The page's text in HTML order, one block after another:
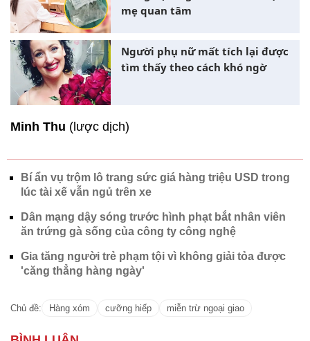
mẹ quan tâm
Người phụ nữ mất tích lại được
tìm thấy theo cách khó ngờ
Minh Thu (lược dịch)
Bí ẩn vụ trộm lô trang sức giá hàng triệu USD trong
lúc tài xế vẫn ngủ trên xe
Dân mạng dậy sóng trước hình phạt bắt nhân viên
ăn trứng gà sống của công ty công nghệ
Gia tăng người trẻ phạm tội vì không giải tỏa được
'căng thẳng hàng ngày'
Chủ đề: Hàng xóm cưỡng hiếp miễn trừ ngoại giao